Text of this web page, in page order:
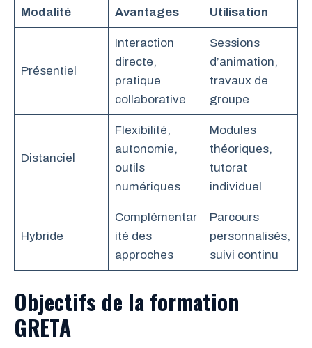
Modalité Avantages Utilisation
Présentiel
Interaction
directe,
pratique
collaborative
Sessions
d’animation,
travaux de
groupe
Distanciel
Flexibilité,
autonomie,
outils
numériques
Modules
théoriques,
tutorat
individuel
Hybride
Complémentar
ité des
approches
Parcours
personnalisés,
suivi continu
Objectifs de la formation
GRETA